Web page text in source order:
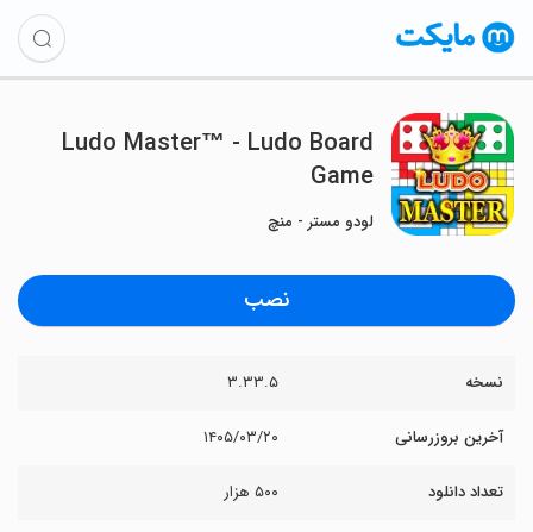
Ludo Master™ - Ludo Board
Game
لودو مستر - منچ
نصب
نسخه ۳.۳۳.۵
آخرین بروزرسانی ۱۴۰۵/۰۳/۲۰
تعداد دانلود ۵۰۰ هزار